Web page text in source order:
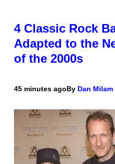
4 Classic Rock
Adapted to the
of the 2000s
45 minutes agoBy Dan Milam